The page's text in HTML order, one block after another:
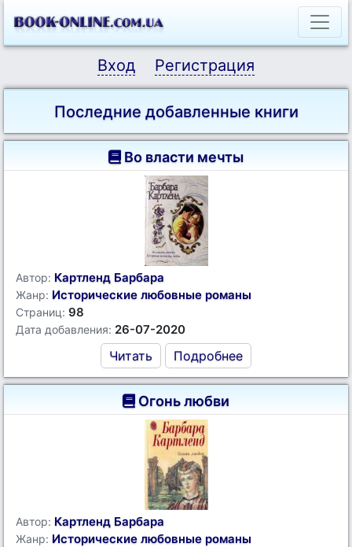
Вход Регистрация
Последние добавленные книги
Во власти мечты
Автор: Картленд Барбара
Жанр: Исторические любовные романы
Страниц: 98
Дата добавления: 26-07-2020
Читать Подробнее
Огонь любви
Автор: Картленд Барбара
Жанр: Исторические любовные романы